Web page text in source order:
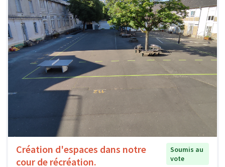
Création d'espaces dans notre
cour de récréation.
Soumis au
vote